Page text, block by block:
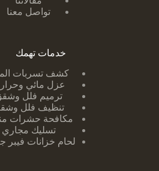
تواصل معنا
خدمات تهمك
كشف تسربات ا
عزل مائي
ترميم فلل
تنظيف فلل
مكافحة حشرات
تسليك مجاري
لحام خزانات فيبر